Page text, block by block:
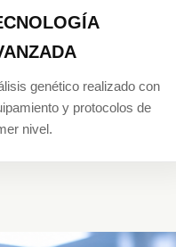
genético realizado con
y protocolos de
nivel.